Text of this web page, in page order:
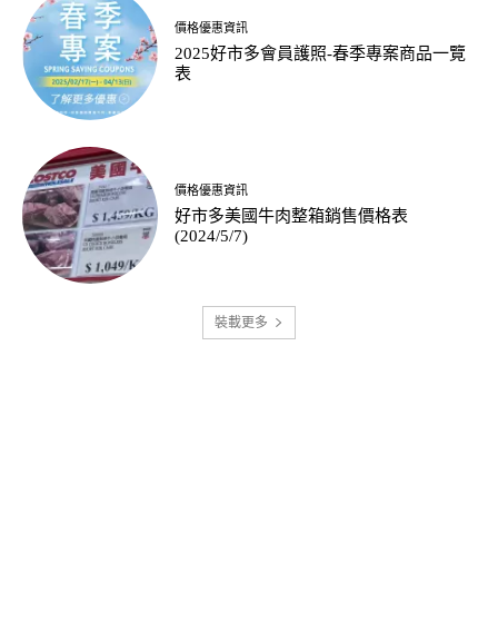
價格優惠資訊
2025好市多會員護照-春季專案商品一覽
表
價格優惠資訊
好市多美國牛肉整箱銷售價格表
(2024/5/7)
裝載更多